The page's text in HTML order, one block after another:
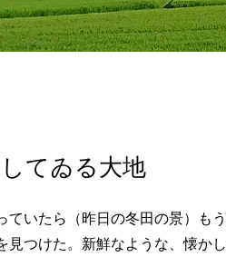
てゐる大地
ていたら（昨日の冬田の景）も
見つけた。新鮮なような、懐か